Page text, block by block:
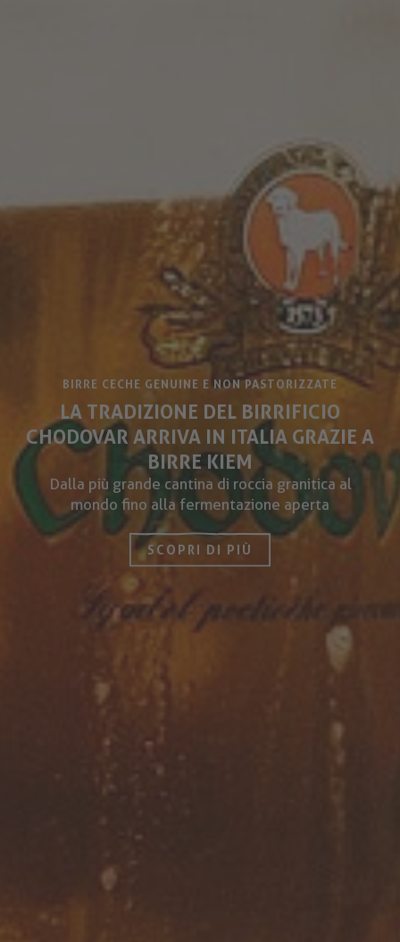
BIRRE CECHE GENUINE E NON PASTORIZZATE
LA TRADIZIONE DEL BIRRIFICIO
CHODOVAR ARRIVA IN ITALIA GRAZIE A
BIRRE KIEM
Dalla più grande cantina di roccia granitica al
mondo fino alla fermentazione aperta
SCOPRI DI PIÙ